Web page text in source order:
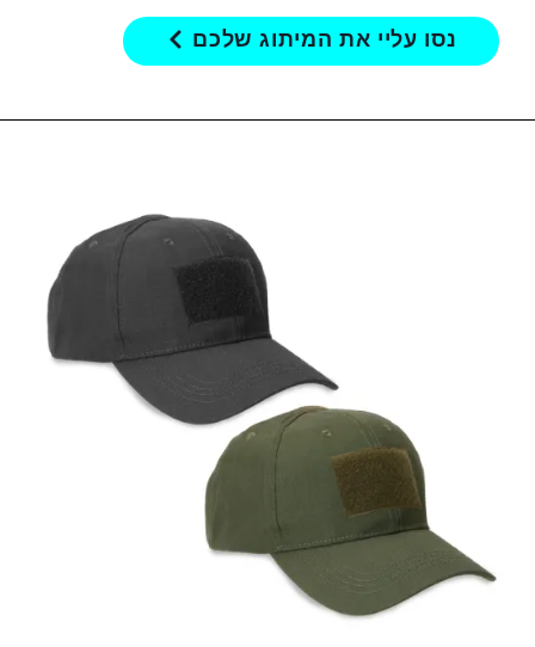
נסו עליי את המיתוג שלכם